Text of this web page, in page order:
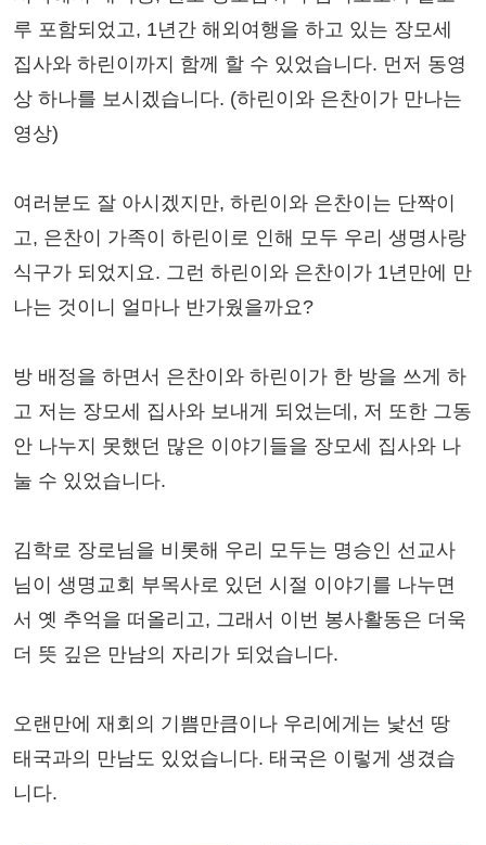
루 포함되었고, 1년간 해외여행을 하고 있는 장모세
집사와 하린이까지 함께 할 수 있었습니다. 먼저 동영
상 하나를 보시겠습니다. (하린이와 은찬이가 만나는
영상)
여러분도 잘 아시겠지만, 하린이와 은찬이는 단짝이
고, 은찬이 가족이 하린이로 인해 모두 우리 생명사랑
식구가 되었지요. 그런 하린이와 은찬이가 1년만에 만
나는 것이니 얼마나 반가웠을까요?
방 배정을 하면서 은찬이와 하린이가 한 방을 쓰게 하
고 저는 장모세 집사와 보내게 되었는데, 저 또한 그동
안 나누지 못했던 많은 이야기들을 장모세 집사와 나
눌 수 있었습니다.
김학로 장로님을 비롯해 우리 모두는 명승인 선교사
님이 생명교회 부목사로 있던 시절 이야기를 나누면
서 옛 추억을 떠올리고, 그래서 이번 봉사활동은 더욱
더 뜻 깊은 만남의 자리가 되었습니다.
오랜만에 재회의 기쁨만큼이나 우리에게는 낯선 땅
태국과의 만남도 있었습니다. 태국은 이렇게 생겼습
니다.